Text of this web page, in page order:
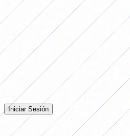
Comentarios
Iniciá sesión para dejar tu
Iniciar Sesión
Todavía no hay comentarios. ¡Sé el